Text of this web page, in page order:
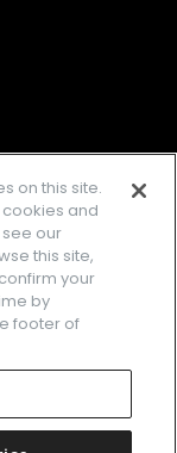
twitter
社の商標です。
on this site.
and
our
this site,
your
by
footer of